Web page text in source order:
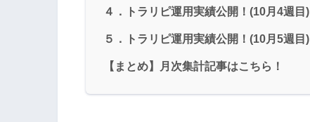
４．トラリピ運用実績公開！(10月4週目)
５．トラリピ運用実績公開！(10月5週目)
【まとめ】月次集計記事はこちら！